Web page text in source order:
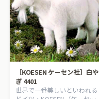
［KOESEN ケーセン社］白や
ぎ 4401
世界で一番美しいといわれる